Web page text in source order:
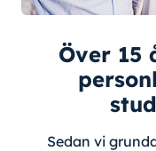
Över 15
Sedan vi